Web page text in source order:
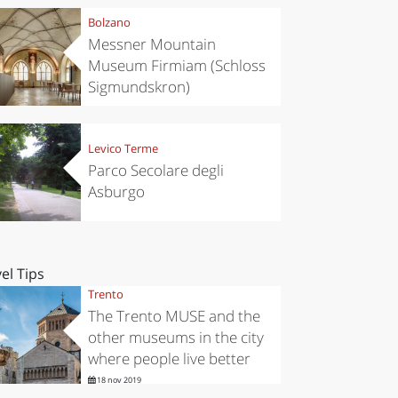
Bolzano
Messner Mountain
Museum Firmiam (Schloss
Sigmundskron)
Levico Terme
Parco Secolare degli
Asburgo
Tips
Trento
The Trento MUSE and the
other museums in the city
where people live better
18 nov 2019